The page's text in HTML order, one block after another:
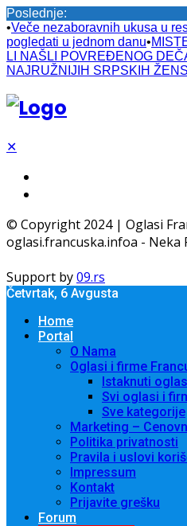
Poslednje:
•Veče nezaboravnih ukusa u
pogledati u jednom danu•
LI NAŠLI POVREĐENOG
NAJRUŽNIJIH SRPSKIH
✕
© Copyright 2024 | Oglasi
oglasi.francuska.infoa - Neka
Support by09.rs
Četvrtak, 6 Avgusta
Home
Portal
O Nama
Oglasi i firme
Istaknuti
Svi oglasi i
Sve kategorije
Marketing –
Politika privatnosti
Pravila i uslovi
Impressum
Kontakt
Prijavite grešku
Forum